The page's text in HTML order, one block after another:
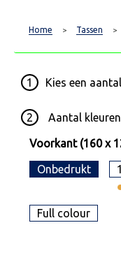
Home > Tassen >
1 Kies een aantal
2 Aantal
Voorkant (160 x
Onbedrukt 1
Full colour